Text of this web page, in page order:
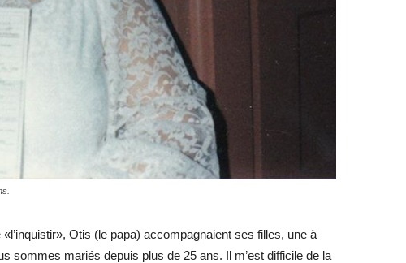
Otis (le papa) accompagnaient ses filles, une à
sommes mariés depuis plus de 25 ans. Il m’est difficile de la